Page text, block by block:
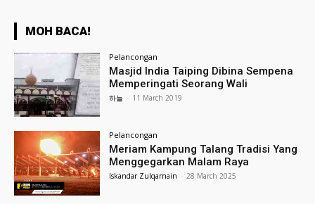
MOH BACA!
Pelancongan
Masjid India Taiping Dibina Sempena
Memperingati Seorang Wali
하늘 - 11 March 2019
Pelancongan
Meriam Kampung Talang Tradisi Yang
Menggegarkan Malam Raya
Iskandar Zulqarnain - 28 March 2025